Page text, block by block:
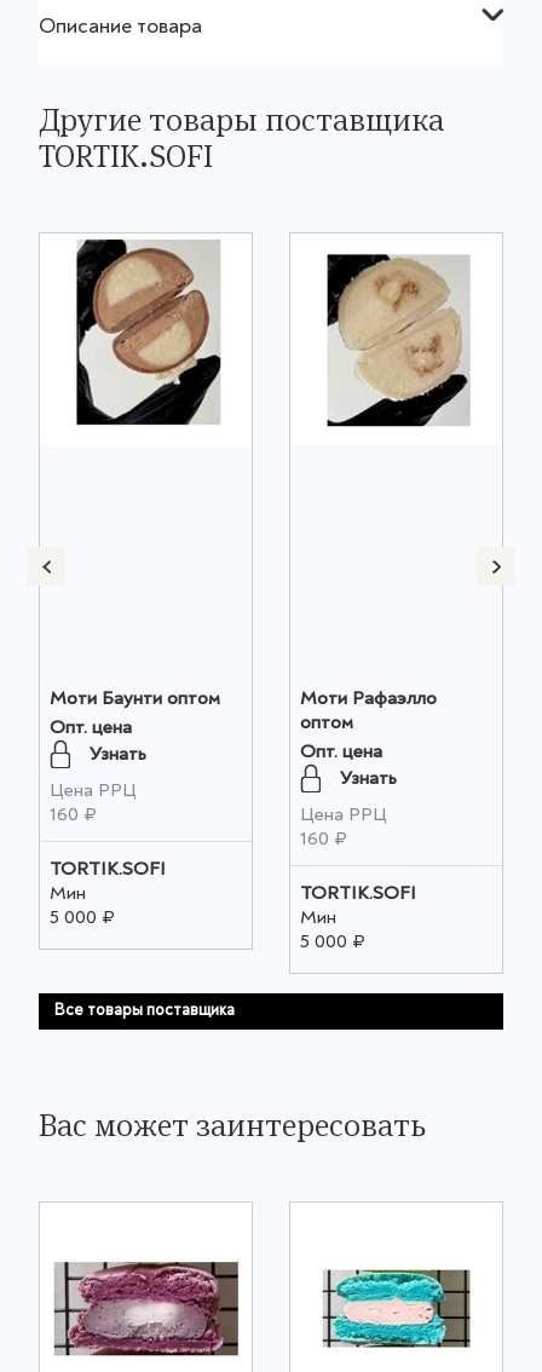
Описание товара
Другие товары поставщика
TORTIK.SOFI
Моти Баунти оптом
Опт. цена
Узнать
Цена РРЦ
160 ₽
TORTIK.SOFI
Мин
5 000 ₽
Моти Рафаэлло
оптом
Опт. цена
Узнать
Цена РРЦ
160 ₽
TORTIK.SOFI
Мин
5 000 ₽
Все товары поставщика
Вас может заинтересовать